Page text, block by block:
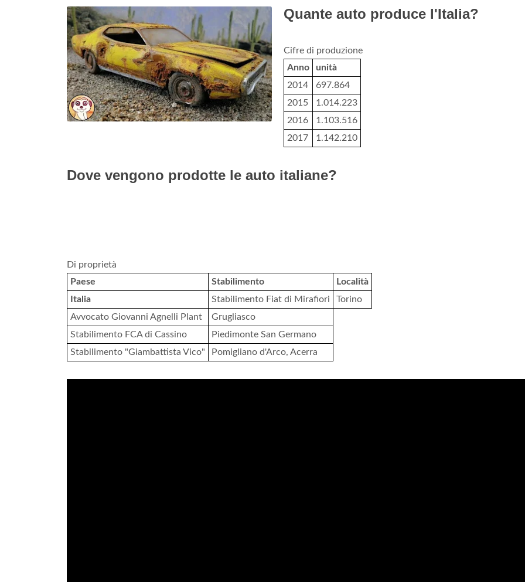
Quante auto produce l'Italia?
Cifre di produzione
Anno
unità
2014
697.864
2015
1.014.223
2016
1.103.516
2017
1.142.210
Dove vengono prodotte le auto italiane?
Di proprietà
Paese
Stabilimento
Località
Italia
Stabilimento Fiat di Mirafiori
Torino
Avvocato Giovanni Agnelli Plant
Grugliasco
Stabilimento FCA di Cassino
Piedimonte San Germano
Stabilimento "Giambattista Vico"
Pomigliano d'Arco, Acerra